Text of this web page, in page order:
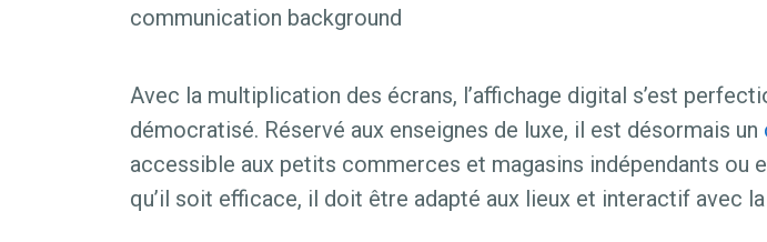
Avec la multiplication des écrans, l’affichage digital s’est
démocratisé. Réservé aux enseignes de luxe, il est désormais un
accessible aux petits commerces et magasins indépendants ou
qu’il soit efficace, il doit être adapté aux lieux et interactif avec